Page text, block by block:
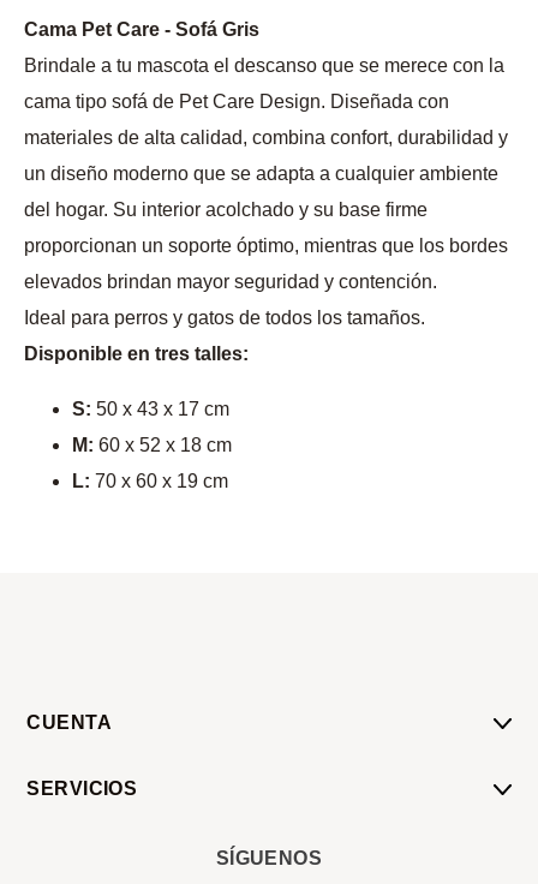
Cama Pet Care - Sofá Gris
Brindale a tu mascota el descanso que se merece con la
cama tipo sofá de Pet Care Design. Diseñada con
materiales de alta calidad, combina confort, durabilidad y
un diseño moderno que se adapta a cualquier ambiente
del hogar. Su interior acolchado y su base firme
proporcionan un soporte óptimo, mientras que los bordes
elevados brindan mayor seguridad y contención.
Ideal para perros y gatos de todos los tamaños.
Disponible en tres talles:
S: 50 x 43 x 17 cm
M: 60 x 52 x 18 cm
L: 70 x 60 x 19 cm
CUENTA
SERVICIOS
SÍGUENOS